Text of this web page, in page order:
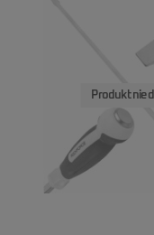
- Zabezpieczaj narzędzia
- Podczas pracy zachowaj
lub utraty równowagi.
- Natychmiast przerwij
może stanowić poważne
Produkt